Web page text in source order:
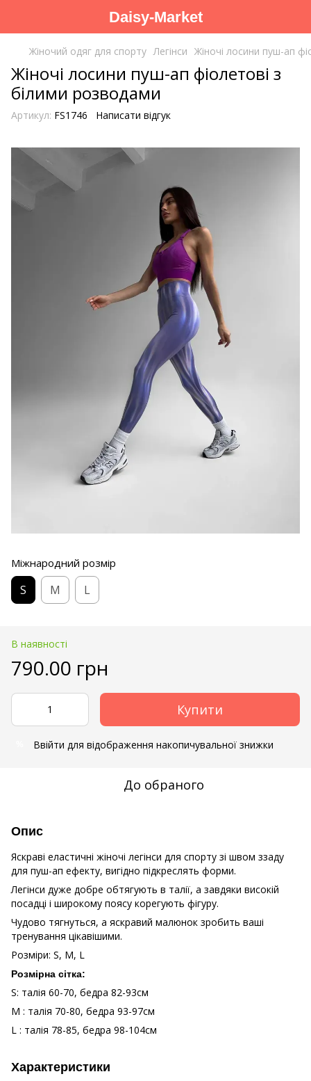
Daisy-Market
Жіночий одяг для спорту Легінси Жіночі лосини пуш-ап
Жіночі лосини пуш-ап фіолетові з
білими розводами
Артикул: FS1746 Написати відгук
Міжнародний розмір
S M L
В наявності
790.00 грн
Купити
Ввійти для відображення накопичувальної знижки
До обраного
Опис
Яскраві еластичні жіночі легінси для спорту зі швом ззаду
для пуш-ап ефекту, вигідно підкреслять форми.
Легінси дуже добре обтягують в талії, а завдяки високій
посадці і широкому поясу корегують фігуру.
Чудово тягнуться, а яскравий малюнок зробить ваші
тренування цікавішими.
Розміри: S, M, L
Розмірна сітка:
S: талія 60-70, бедра 82-93см
M : талія 70-80, бедра 93-97см
L : талія 78-85, бедра 98-104см
Характеристики